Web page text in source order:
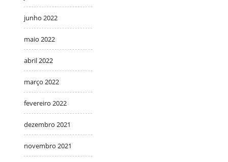
junho 2022
maio 2022
abril 2022
março 2022
fevereiro 2022
dezembro 2021
novembro 2021